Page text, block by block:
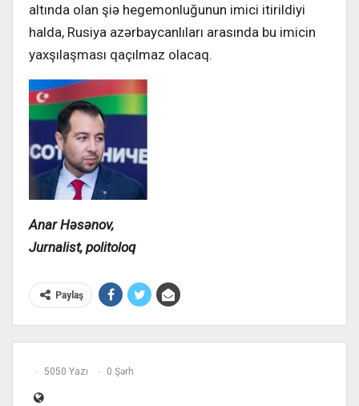
altında olan şiə hegemonluğunun imici itirildiyi
halda, Rusiya azərbaycanlıları arasında bu imicin
yaxşılaşması qaçılmaz olacaq.
Anar Həsənov,
Jurnalist, politoloq
Paylaş
5050 Yazı 0 Şərh